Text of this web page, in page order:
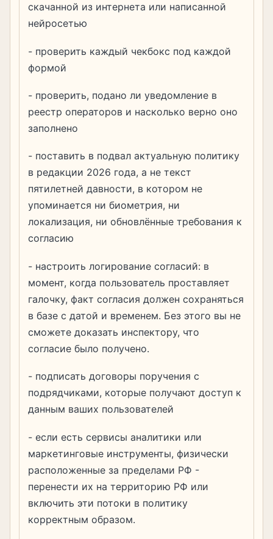
скачанной из интернета или написанной
нейросетью
- проверить каждый чекбокс под каждой
формой
- проверить, подано ли уведомление в
реестр операторов и насколько верно оно
заполнено
- поставить в подвал актуальную политику
в редакции 2026 года, а не текст
пятилетней давности, в котором не
упоминается ни биометрия, ни
локализация, ни обновлённые требования к
согласию
- настроить логирование согласий: в
момент, когда пользователь проставляет
галочку, факт согласия должен сохраняться
в базе с датой и временем. Без этого вы не
сможете доказать инспектору, что
согласие было получено.
- подписать договоры поручения с
подрядчиками, которые получают доступ к
данным ваших пользователей
- если есть сервисы аналитики или
маркетинговые инструменты, физически
расположенные за пределами РФ -
перенести их на территорию РФ или
включить эти потоки в политику
корректным образом.